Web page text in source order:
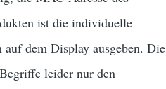
ist die individuelle
dem Display ausgeben. Die
leider nur den